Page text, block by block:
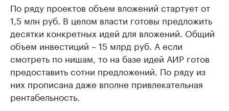
По ряду проектов объем вложений стартует от
1,5 млн руб. В целом власти готовы предложить
десятки конкретных идей для вложений. Общий
объем инвестиций – 15 млрд руб. А если
смотреть по нишам, то на базе идей АИР готов
предоставить сотни предложений. По ряду из
них прописана даже вполне привлекательная
рентабельность.